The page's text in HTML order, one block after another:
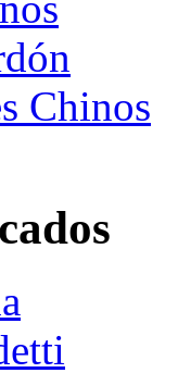
Chinos